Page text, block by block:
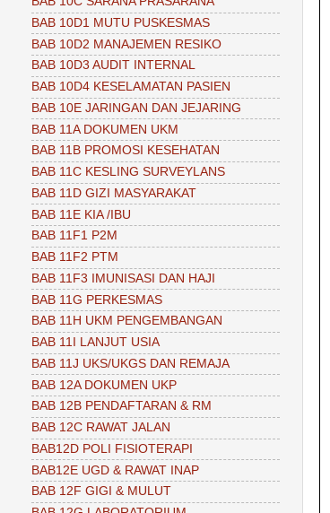
BAB 10D1 MUTU PUSKESMAS
BAB 10D2 MANAJEMEN RESIKO
BAB 10D3 AUDIT INTERNAL
BAB 10D4 KESELAMATAN PASIEN
BAB 10E JARINGAN DAN JEJARING
BAB 11A DOKUMEN UKM
BAB 11B PROMOSI KESEHATAN
BAB 11C KESLING SURVEYLANS
BAB 11D GIZI MASYARAKAT
BAB 11E KIA /IBU
BAB 11F1 P2M
BAB 11F2 PTM
BAB 11F3 IMUNISASI DAN HAJI
BAB 11G PERKESMAS
BAB 11H UKM PENGEMBANGAN
BAB 11I LANJUT USIA
BAB 11J UKS/UKGS DAN REMAJA
BAB 12A DOKUMEN UKP
BAB 12B PENDAFTARAN & RM
BAB 12C RAWAT JALAN
BAB12D POLI FISIOTERAPI
BAB12E UGD & RAWAT INAP
BAB 12F GIGI & MULUT